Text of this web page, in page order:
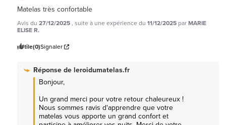
Matelas très confortable
Avis du 27/12/2025, suite à une expérience du 11/12/2025 parMARIE
ELISE R.
Utile(0)Signaler
Réponse deleroidumatelas.fr
Bonjour,
Un grand merci pour votre retour chaleureux !
Nous sommes ravis d'apprendre que votre
matelas vous apporte un grand confort et